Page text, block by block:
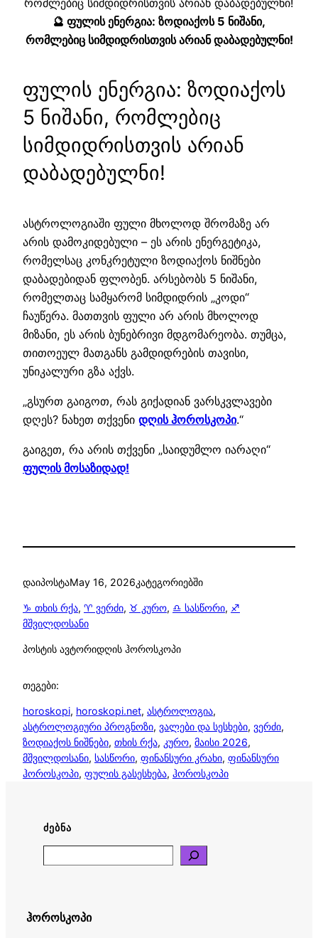
🔮 ფულის ენერგია: ზოდიაქოს 5 ნიშანი,
რომლებიც სიმდიდრისთვის არიან დაბადებულნი!
ფულის ენერგია: ზოდიაქოს
5 ნიშანი, რომლებიც
სიმდიდრისთვის არიან
დაბადებულნი!
ასტროლოგიაში ფული მხოლოდ შრომაზე არ
არის დამოკიდებული – ეს არის ენერგეტიკა,
რომელსაც კონკრეტული ზოდიაქოს ნიშნები
დაბადებიდან ფლობენ. არსებობს 5 ნიშანი,
რომელთაც სამყარომ სიმდიდრის „კოდი“
ჩაუწერა. მათთვის ფული არ არის მხოლოდ
მიზანი, ეს არის ბუნებრივი მდგომარეობა. თუმცა,
თითოეულ მათგანს გამდიდრების თავისი,
უნიკალური გზა აქვს.
„გსურთ გაიგოთ, რას გიქადიან ვარსკვლავები
დღეს? ნახეთ თქვენი დღის ჰოროსკოპი.“
გაიგეთ, რა არის თქვენი „საიდუმლო იარაღი“
ფულის მოსაზიდად!
დაიპოსტაMay 16, 2026კატეგორიებში
♑ თხის რქა, ♈ ვერძი, ♉ კურო, ♎ სასწორი, ♐
მშვილდოსანი
პოსტის ავტორიდღის ჰოროსკოპი
თეგები:
horoskopi, horoskopi.net, ასტროლოგია
ასტროლოგიური პროგნოზი, ვალები და სესხები, ვერძი
ზოდიაქოს ნიშნები, თხის რქა, კურო, მაისი 2026
მშვილდოსანი, სასწორი, ფინანსური კრახი, ფინანსური
ჰოროსკოპი, ფულის გასესხება, ჰოროსკოპი
ᲫᲔᲑᲜᲐ
ჰოროსკოპი